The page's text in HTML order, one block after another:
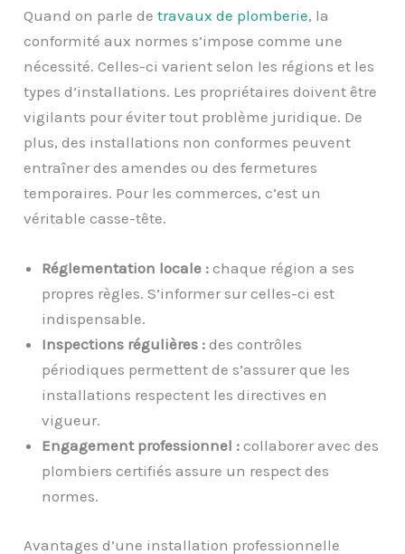
Quand on parle detravaux de plomberie, la
conformité aux normes s’impose comme une
nécessité. Celles-ci varient selon les régions et les
types d’installations. Les propriétaires doivent être
vigilants pour éviter tout problème juridique. De
plus, des installations non conformes peuvent
entraîner des amendes ou des fermetures
temporaires. Pour les commerces, c’est un
véritable casse-tête.
Réglementation locale : chaque région a ses
propres règles. S’informer sur celles-ci est
indispensable.
Inspections régulières : des contrôles
périodiques permettent de s’assurer que les
installations respectent les directives en
vigueur.
Engagement professionnel : collaborer avec des
plombiers certifiés assure un respect des
normes.
Avantages d’une installation professionnelle